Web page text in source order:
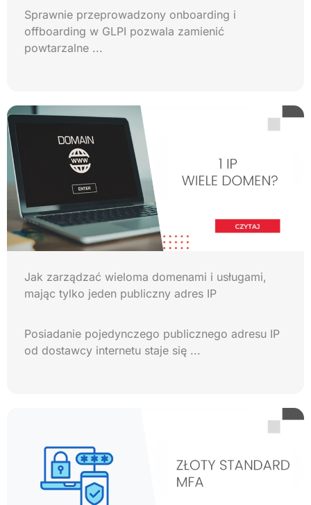
Sprawnie przeprowadzony onboarding i
offboarding w GLPI pozwala zamienić
powtarzalne ...
Jak zarządzać wieloma domenami i usługami,
mając tylko jeden publiczny adres IP
Posiadanie pojedynczego publicznego adresu IP
od dostawcy internetu staje się ...